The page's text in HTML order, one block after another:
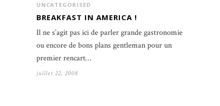
UNCATEGORISED
BREAKFAST IN AMERICA !
Il ne s’agit pas ici de parler grande gastronomie
ou encore de bons plans gentleman pour un
premier rencart…
juillet 22, 2008